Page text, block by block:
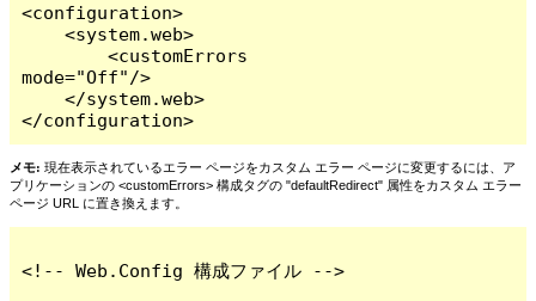
<configuration>
    <system.web>
        <customErrors
mode="Off"/>
    </system.web>
</configuration>
メモ: 現在表示されているエラー ページをカスタム エラー ページに変更するには、ア
プリケーションの <customErrors> 構成タグの "defaultRedirect" 属性をカスタム エラー
ページ URL に置き換えます。
<!-- Web.Config 構成ファイル -->